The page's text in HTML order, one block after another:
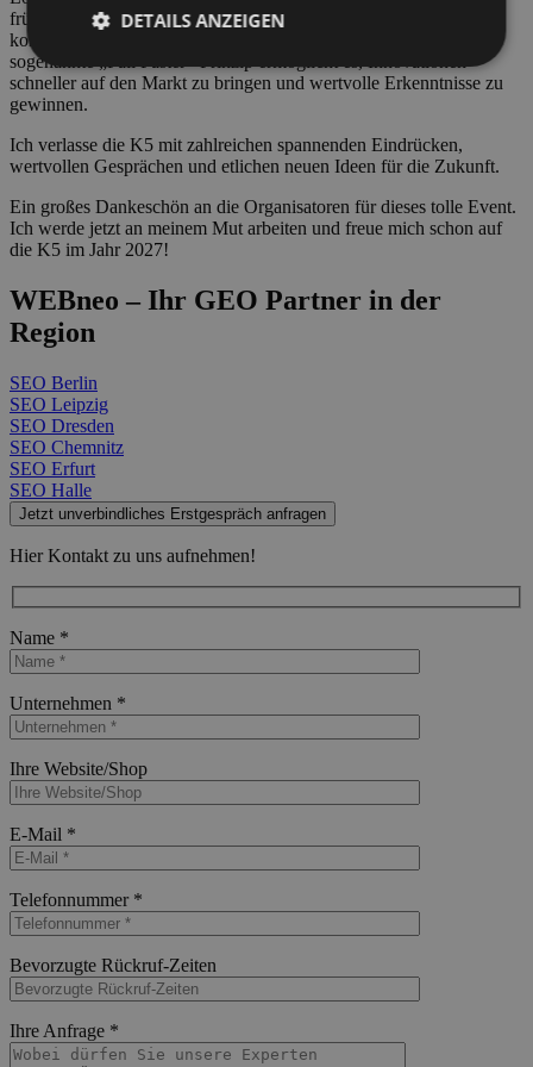
frühzeitig, akzeptieren 80 % statt 100 % und optimieren
kontinuierlich auf Basis der gelernten Erfahrungen. Dieses
sogenannte „Fail Faster“-Prinzip ermöglicht es, Innovationen
schneller auf den Markt zu bringen und wertvolle Erkenntnisse zu
gewinnen.
Ich verlasse die K5 mit zahlreichen spannenden Eindrücken,
wertvollen Gesprächen und etlichen neuen Ideen für die Zukunft.
Ein großes Dankeschön an die Organisatoren für dieses tolle Event.
Ich werde jetzt an meinem Mut arbeiten und freue mich schon auf
die K5 im Jahr 2027!
WEBneo – Ihr GEO Partner in der
Region
SEO Berlin
SEO Leipzig
SEO Dresden
SEO Chemnitz
SEO Erfurt
SEO Halle
Jetzt unverbindliches Erstgespräch anfragen
Hier Kontakt zu uns aufnehmen!
Name *
Unternehmen *
Ihre Website/Shop
E-Mail *
Telefonnummer *
Bevorzugte Rückruf-Zeiten
Ihre Anfrage *
DETAILS ANZEIGEN